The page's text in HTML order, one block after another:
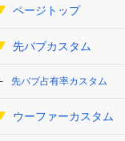
ページトップ
先バブカスタム
先バブ占有率カスタム
ウーファーカスタム